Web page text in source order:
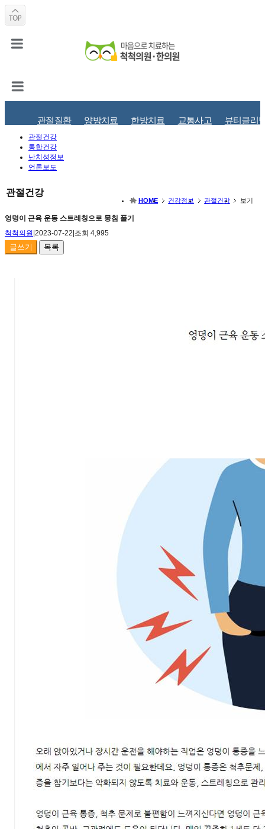
관절질환 양방치료 한방치료 교통사고 뷰티클리
관절건강
통합건강
난치성정보
언론보도
관절건강
HOME 건강정보 관절건강 보기
엉덩이 근육 운동 스트레칭으로 뭉침 풀기
척척의원 2023-07-22 조회 4,995
글쓰기 목록